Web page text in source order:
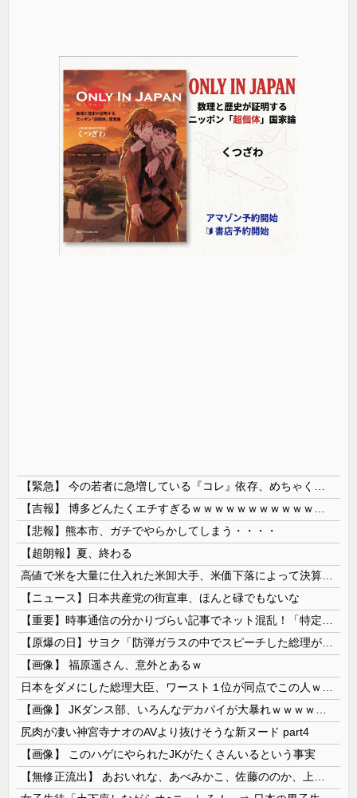
【悲報】熊本市、ガチでやらかしてしまう・・・・
【超朗報】夏、終わる
【ニュース】日本共産党の街宣車、ほんと碌でもないな
【画像】 福原遥さん、意外とあるｗ
尻肉が凄い神宮寺ナオのAVより抜けそうな新ヌード part4
【画像】 このハゲにやられたJKがたくさんいるという事実